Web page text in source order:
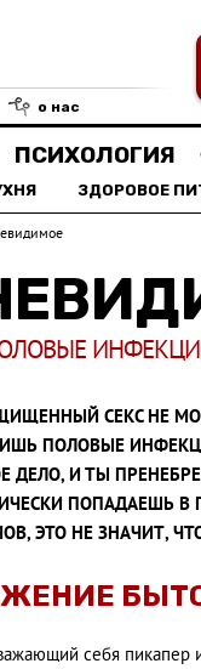
о нас
ПСИХОЛОГИЯ
ЗДОРОВОЕ
СЕКС НЕ
ПОЛОВЫЕ
ДЕЛО, И ТЫ
ПОПАДАЕШЬ В
ЭТО НЕ ЗНАЧИТ,
себя пикапер